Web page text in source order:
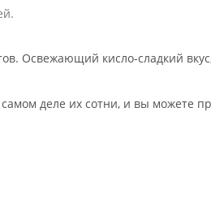
Освежающий кисло-сладкий
деле их сотни, и вы можете